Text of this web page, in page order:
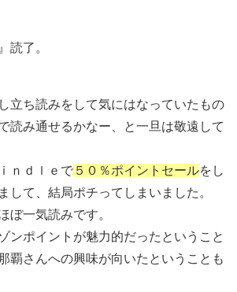
』読了。
立ち読みをして気にはなっていたもの
読み通せるかなー、と一旦は敬遠して
ｎｄｌｅで ５０％ポイントセールをし
して、結局ポチってしまいました。
ぼ一気読みです。
ンポイントが魅力的だったということ
覇さんへの興味が向いたということも